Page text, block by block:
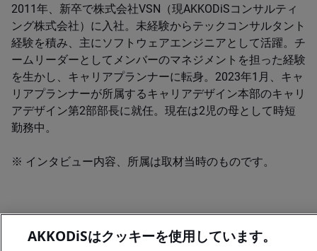
2011年、新卒で株式会社VSN（現AKKODiSコンサルティ
ング株式会社）に入社。未経験からテックコンサルタント
経験を積み、主にソフトウェアエンジニアとして活躍。チ
ームリーダーとしてメンバーのマネジメントを担った経験
を生かし、キャリアプランナーに転身。2023年1月、キャ
リアプランナーが所属するキャリアデザイン本部のキャリ
アデザイン第2部部長に就任。現在は2児の母として時短
勤務中。
※ インタビュー内容、所属は取材当時のものです。
A rendering error occurred: H.replaceAll is not a function.
AKKODiSはクッキーを使用しています。